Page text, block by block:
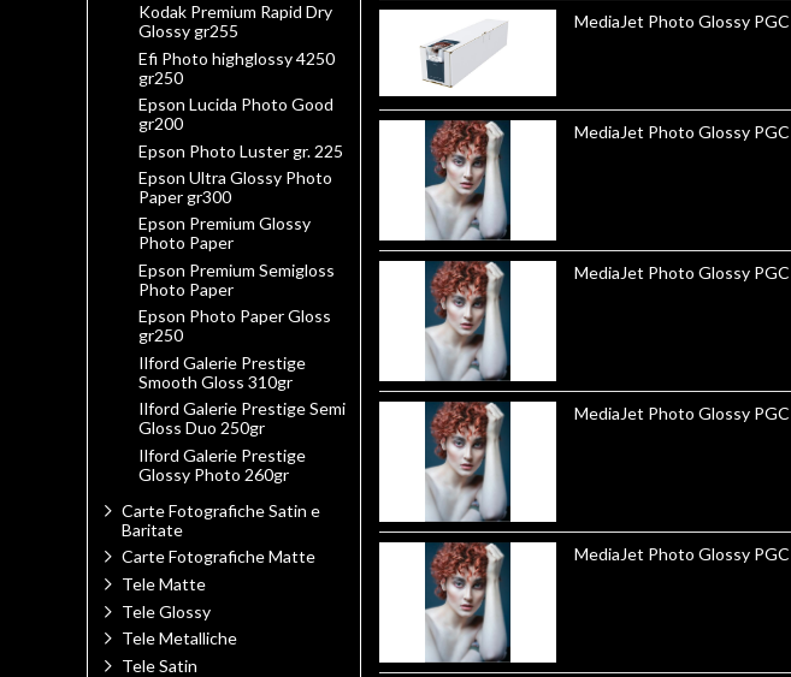
MediaJet Photo Glossy
MediaJet Photo Glossy
MediaJet Photo Glossy
MediaJet Photo Glossy
Kodak Premium Rapid Dry
Glossy gr255
Efi Photo highglossy 4250
gr250
Epson Lucida Photo Good
gr200
Epson Photo Luster gr. 225
Epson Ultra Glossy Photo
Paper gr300
Epson Premium Glossy
Photo Paper
Epson Premium Semigloss
Photo Paper
Epson Photo Paper Gloss
gr250
Ilford Galerie Prestige
Smooth Gloss 310gr
Ilford Galerie Prestige Semi
Gloss Duo 250gr
Ilford Galerie Prestige
Glossy Photo 260gr
Carte Fotografiche Satin e
Baritate
Carte Fotografiche Matte
Tele Matte
Tele Glossy
Tele Metalliche
Tele Satin